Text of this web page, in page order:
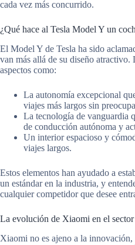
cada vez más concurrido.
¿Qué hace al Tesla Model Y un
El Model Y de Tesla ha sido
van más allá de su diseño atractivo.
aspectos como:
La autonomía excepcional
viajes más largos sin
La tecnología de vanguardia
de conducción autónoma y
Un interior espacioso y
viajes largos.
Estos elementos han ayudado a
un estándar en la industria, y
cualquier competidor que desee
La evolución de Xiaomi en el
Xiaomi no es ajeno a la innovación,